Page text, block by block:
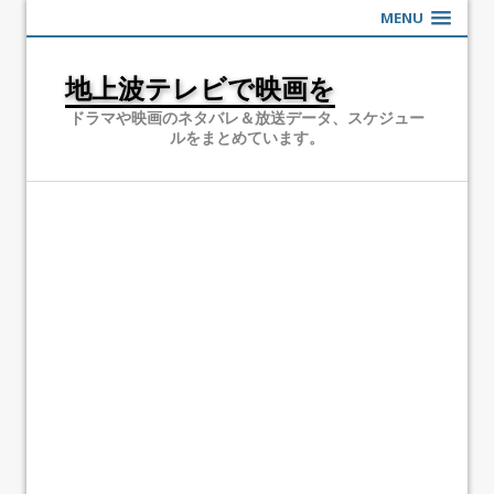
MENU
地上波テレビで映画を
ドラマや映画のネタバレ＆放送データ、スケジュー
ルをまとめています。